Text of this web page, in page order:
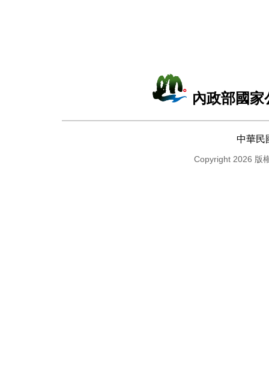
內政部國
中華民
Copyright 2026 版